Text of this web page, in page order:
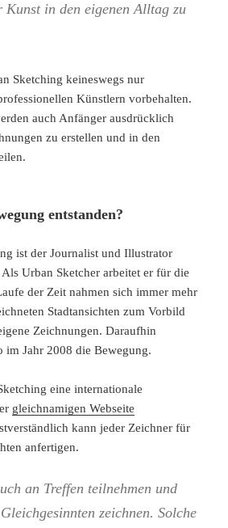
Kunst in den eigenen Alltag zu
Sketching keineswegs nur
Künstlern vorbehalten.
auch Anfänger ausdrücklich
zu erstellen und in den
entstanden?
ist der Journalist und Illustrator
Urban Sketcher arbeitet er für die
der Zeit nahmen sich immer mehr
Stadtansichten zum Vorbild
Zeichnungen. Daraufhin
im Jahr 2008 die Bewegung.
eine internationale
gleichnamigen Webseite
kann jeder Zeichner für
anfertigen.
an Treffen teilnehmen und
zeichnen. Solche